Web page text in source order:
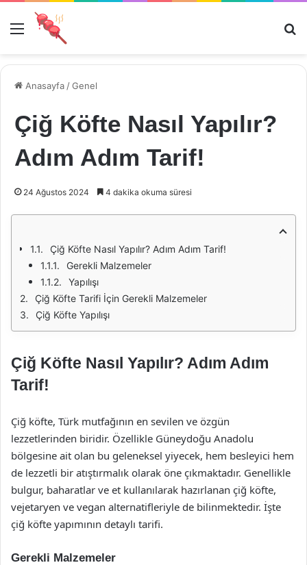
Menü
Anasayfa /Genel
Çiğ Köfte Nasıl Yapılır?
Adım Adım Tarif!
24 Ağustos 2024 4 dakika okuma süresi
Çiğ Köfte Nasıl Yapılır? Adım Adım Tarif!
Gerekli Malzemeler
Yapılışı
Çiğ Köfte Tarifi İçin Gerekli Malzemeler
Çiğ Köfte Yapılışı
Çiğ Köfte Nasıl Yapılır? Adım Adım
Tarif!
Çiğ köfte, Türk mutfağının en sevilen ve özgün
lezzetlerinden biridir. Özellikle Güneydoğu Anadolu
bölgesine ait olan bu geleneksel yiyecek, hem besleyici hem
de lezzetli bir atıştırmalık olarak öne çıkmaktadır. Genellikle
bulgur, baharatlar ve et kullanılarak hazırlanan çiğ köfte,
vejetaryen ve vegan alternatifleriyle de bilinmektedir. İşte
çiğ köfte yapımının detaylı tarifi.
Gerekli Malzemeler